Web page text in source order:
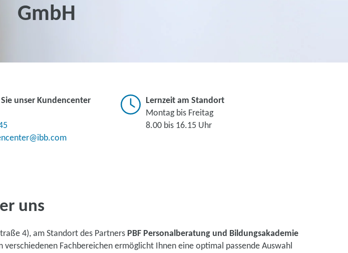
GmbH
unser Kundencenter
Lernzeit am Standort
Montag bis Freitag
8.00 bis 16.15 Uhr
uns
4), am Standort des Partners PBF Personalberatung und Bildungsakademie
Fachbereichen ermöglicht Ihnen eine optimal passende Auswahl